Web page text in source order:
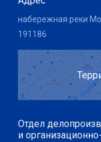
набережная реки
191186
Отдел
и